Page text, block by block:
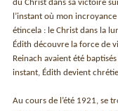
du Christ dans sa victoire
l’instant où mon
étincela : le Christ dans la
Édith découvre la force de
Reinach avaient été
instant, Édith devient
Au cours de l’été 1921, se